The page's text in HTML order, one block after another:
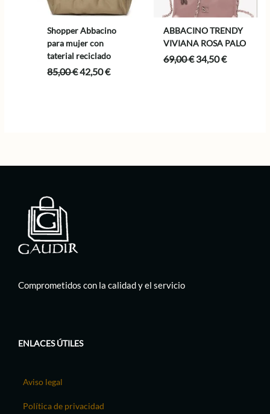
Shopper Abbacino
para mujer con
taterial reciclado
85,00€El
42,50€El
ABBACINO TRENDY
VIVIANA ROSA PALO
69,00€ El
34,50€El
Comprometidos con la calidad y el servicio
ENLACES ÚTILES
Aviso legal
Política de privacidad